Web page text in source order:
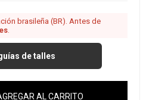
brasileña (BR). Antes de
de talles
AL CARRITO